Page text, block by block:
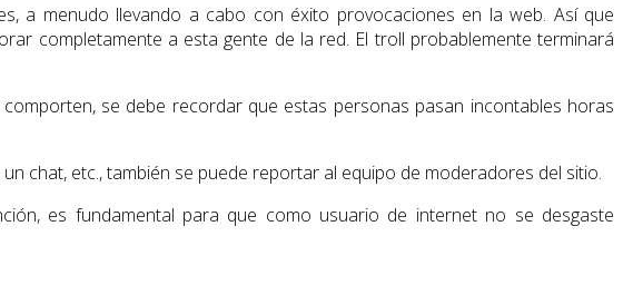
a menudo llevando a cabo con éxito provocaciones en la web. Así que
completamente a esta gente de la red. El troll probablemente terminará
se debe recordar que estas personas pasan incontables horas
chat, etc., también se puede reportar al equipo de moderadores del sitio.
es fundamental para que como usuario de internet no se desgaste